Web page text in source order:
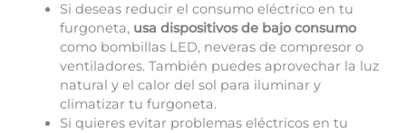
Si deseas reducir el consumo eléctrico en tu
furgoneta, usa dispositivos de bajo consumo
como bombillas LED, neveras de compresor o
ventiladores. También puedes aprovechar la luz
natural y el calor del sol para iluminar y
climatizar tu furgoneta.
Si quieres evitar problemas eléctricos en tu